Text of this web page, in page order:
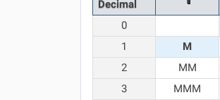
Decimal
0
1
M
2
MM
3
MMM